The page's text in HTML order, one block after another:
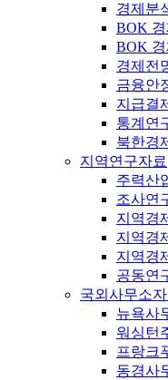
경제분
BOK
BOK
경제전
금융안
지급결
통계연
북한경
지역연구자료
주력산
조사연
지역경
지역경
지역경
공동연
국외사무소
뉴욕사
워싱턴
프랑크
동경사